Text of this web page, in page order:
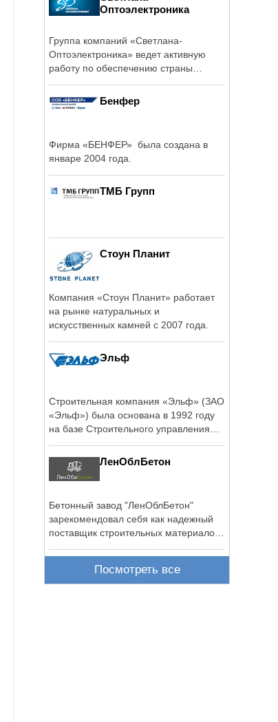
Оптоэлектроника
Группа компаний «Светлана-
Оптоэлектроника» ведет активную
работу по обеспечению страны
Бенфер
Фирма «БЕНФЕР» была создана в
январе 2004 года.
ТМБ Групп
Стоун Планит
Компания «Стоун Планит» работает
на рынке натуральных и
искусственных камней с 2007 года.
Эльф
Строительная компания «Эльф» (ЗАО
«Эльф») была основана в 1992 году
на базе Строительного управления
ЛенОблБетон
Бетонный завод "ЛенОблБетон"
зарекомендовал себя как надежный
поставщик строительных материалов
Посмотреть все